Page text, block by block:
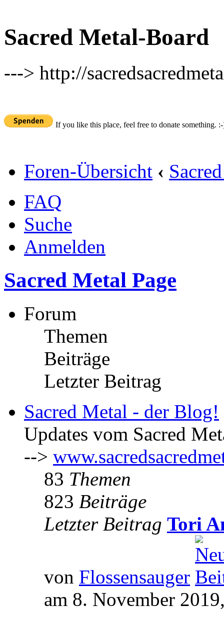
Sacred Metal-Board
---> http://
If you like this place, feel free to donate something.
Foren-Übersicht ‹
FAQ
Suche
Anmelden
Sacred Metal Page
Forum
Themen
Beiträge
Letzter Beitrag
Sacred Metal - der Blog!
Updates vom Sacred
-->
83 Themen
823 Beiträge
Letzter Beitrag Tori
von Flossensauger
am 8. November